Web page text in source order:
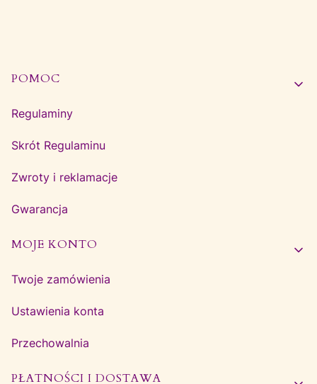
Linki w stopce
POMOC
Regulaminy
Skrót Regulaminu
Zwroty i reklamacje
Gwarancja
MOJE KONTO
Twoje zamówienia
Ustawienia konta
Przechowalnia
PŁATNOŚCI I DOSTAWA